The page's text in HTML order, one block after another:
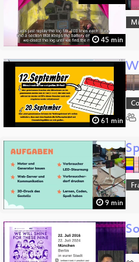
45 min
61 min
9 min